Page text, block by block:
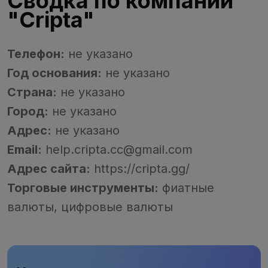
"Cripta"
Телефон: не указано
Год основания: не указано
Страна: не указано
Город: не указано
Адрес: не указано
Email: help.cripta.cc@gmail.com
Адрес сайта: https://cripta.gg/
Торговые инструменты: фиатные
валюты, цифровые валюты